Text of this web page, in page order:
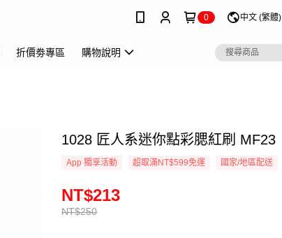
0 中文 (繁體)
折價劵專區 購物說明
1028 匠人系迷你點彩腮紅刷 MF23
App 獨享活動 超取滿NT$599免運 國家/地區配送
NT$250
NT$213